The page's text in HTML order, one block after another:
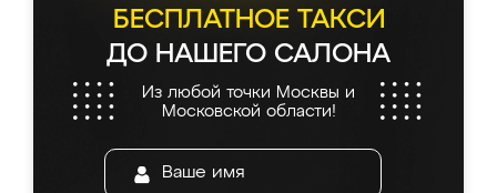
БЕСПЛАТНОЕ ТАКСИ
ДО НАШЕГО САЛОНА
Из любой точки Москвы и
Московской области!